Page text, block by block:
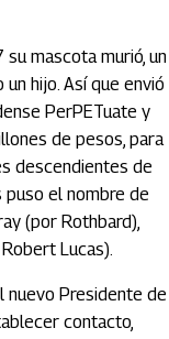
mascota murió, un
hijo. Así que envió
PerPETuate y
de pesos, para
descendientes de
puso el nombre de
(por Rothbard),
Lucas).
nuevo Presidente de
contacto,